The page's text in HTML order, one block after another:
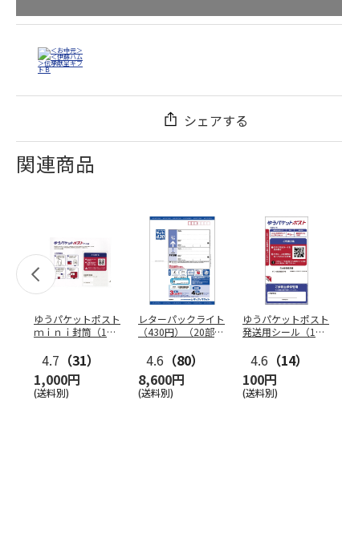
シェアする
関連商品
ゆうパケットポスト
ｍｉｎｉ封筒（1個
4.7 （31）
1,000円
(送料別)
レターパックライト
（430円）（20部セ
4.6 （80）
8,600円
(送料別)
ゆうパケットポスト
発送用シール（1個
4.6 （14）
100円
(送料別)